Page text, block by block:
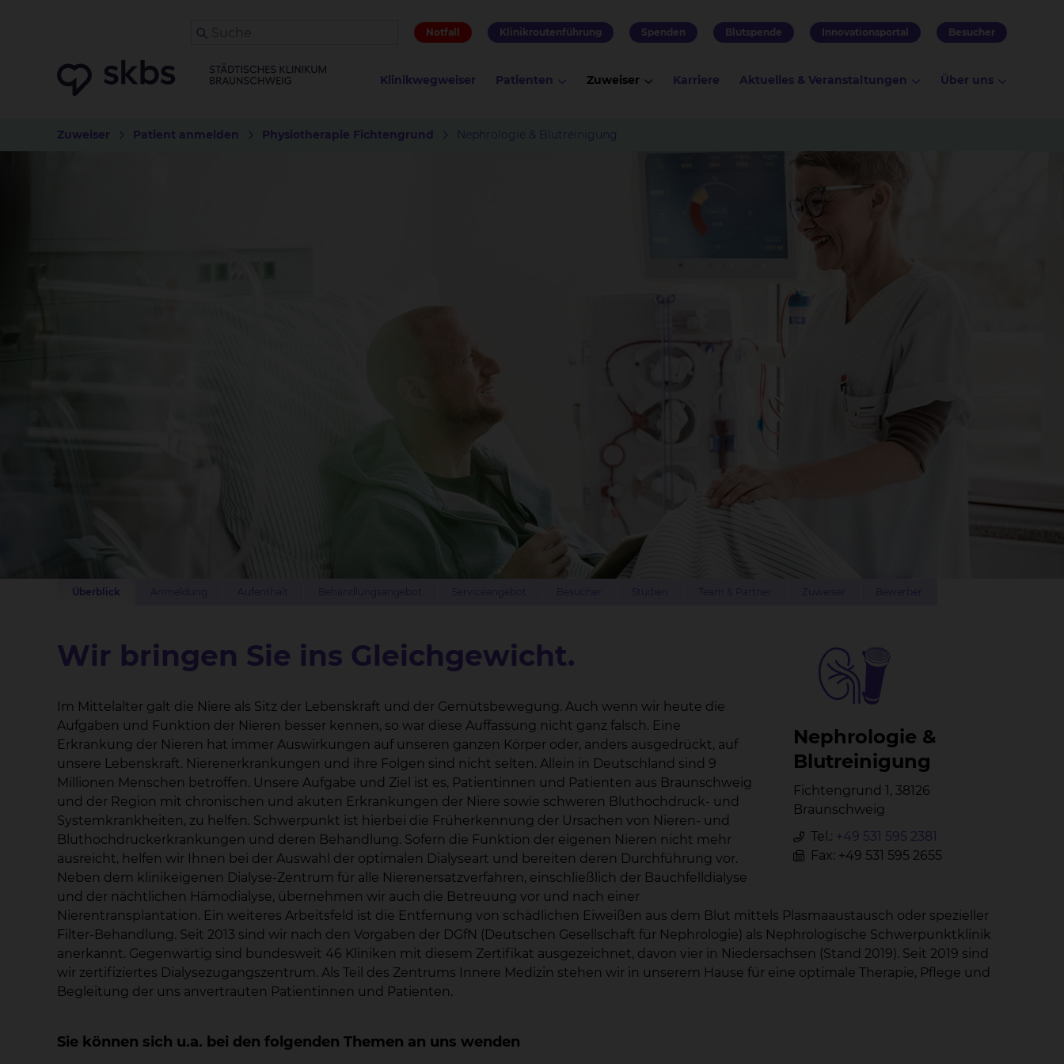
Notfall Klinikroutenführung Spenden Blutspende Innovationsportal Besucher
Klinikwegweiser Patienten Zuweiser Karriere Aktuelles & Veranstaltungen Über uns
Zuweiser Patient anmelden Physiotherapie Fichtengrund Nephrologie & Blutreinigung
Überblick
Ne­phro­lo­gie &
Blut­rei­ni­gung
Fichtengrund 1, 38126
Braunschweig
Tel.: +49 531 595 2381
Fax: +49 531 595 2655
Wir bringen Sie ins Gleichgewicht.
Im Mittelalter galt die Niere als Sitz der Lebenskraft und der Gemütsbewegung. Auch wenn wir heute die
Aufgaben und Funktion der Nieren besser kennen, so war diese Auffassung nicht ganz falsch. Eine
Erkrankung der Nieren hat immer Auswirkungen auf unseren ganzen Körper oder, anders ausgedrückt, auf
unsere Lebenskraft. Nierenerkrankungen und ihre Folgen sind nicht selten. Allein in Deutschland sind 9
Millionen Menschen betroffen. Unsere Aufgabe und Ziel ist es, Patientinnen und Patienten aus Braunschweig
und der Region mit chronischen und akuten Erkrankungen der Niere sowie schweren Bluthochdruck- und
Systemkrankheiten, zu helfen. Schwerpunkt ist hierbei die Früherkennung der Ursachen von Nieren- und
Bluthochdruckerkrankungen und deren Behandlung. Sofern die Funktion der eigenen Nieren nicht mehr
ausreicht, helfen wir Ihnen bei der Auswahl der optimalen Dialyseart und bereiten deren Durchführung vor.
Neben dem klinikeigenen Dialyse-Zentrum für alle Nierenersatzverfahren, einschließlich der Bauchfelldialyse
und der nächtlichen Hämodialyse, übernehmen wir auch die Betreuung vor und nach einer
Nierentransplantation. Ein weiteres Arbeitsfeld ist die Entfernung von schädlichen Eiweißen aus dem Blut mittels Plasmaaustausch oder spezieller
Filter-Behandlung. Seit 2013 sind wir nach den Vorgaben der DGfN (Deutschen Gesellschaft für Nephrologie) als Nephrologische Schwerpunktklinik
anerkannt. Gegenwärtig sind bundesweit 46 Kliniken mit diesem Zertifikat ausgezeichnet, davon vier in Niedersachsen (Stand 2019). Seit 2019 sind
wir zertifiziertes Dialysezugangszentrum. Als Teil des Zentrums Innere Medizin stehen wir in unserem Hause für eine optimale Therapie, Pflege und
Begleitung der uns anvertrauten Patientinnen und Patienten.
Sie können sich u.a. bei den folgenden Themen an uns wenden